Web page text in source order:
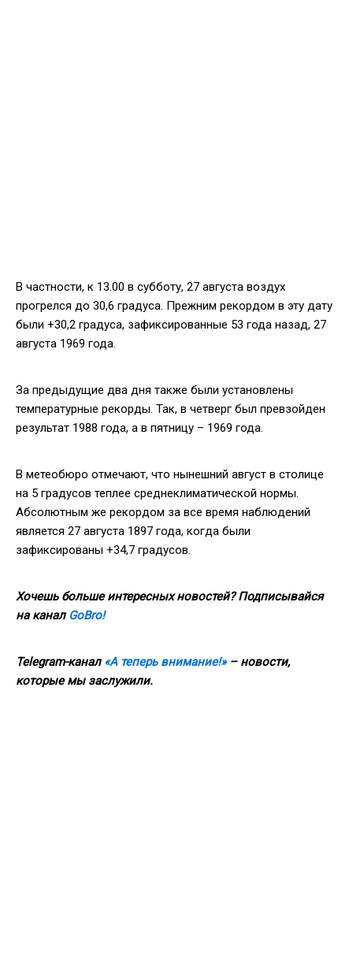
В частности, к 13.00 в субботу, 27 августа воздух
прогрелся до 30,6 градуса. Прежним рекордом в эту дату
были +30,2 градуса, зафиксированные 53 года назад, 27
августа 1969 года.
За предыдущие два дня также были установлены
температурные рекорды. Так, в четверг был превзойден
результат 1988 года, а в пятницу – 1969 года.
В метеобюро отмечают, что нынешний август в столице
на 5 градусов теплее среднеклиматической нормы.
Абсолютным же рекордом за все время наблюдений
является 27 августа 1897 года, когда были
зафиксированы +34,7 градусов.
Хочешь больше интересных новостей? Подписывайся
на канал GoBro!
Telegram-канал «А теперь внимание!»– новости,
которые мы заслужили.